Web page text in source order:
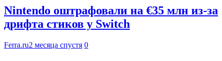
Nintendo оштрафовали на €35 млн из-за
дрифта стиков у Switch
Ferra.ru2 месяца спустя 0